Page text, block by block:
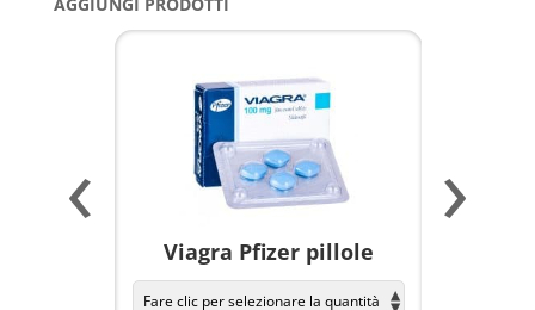
Viagra Pfizer pillole
‹ ›